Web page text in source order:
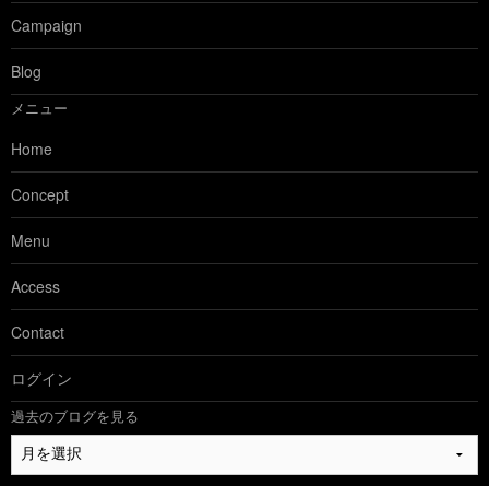
Campaign
Blog
メニュー
Home
Concept
Menu
Access
Contact
ログイン
過去のブログを見る
過
去